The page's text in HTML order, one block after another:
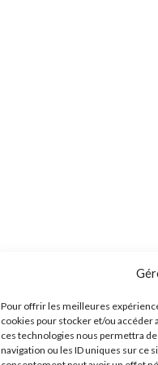
Pour offrir les meilleures
cookies pour stocker et/ou accéder
ces technologies nous permettra
navigation ou les ID uniques sur ce